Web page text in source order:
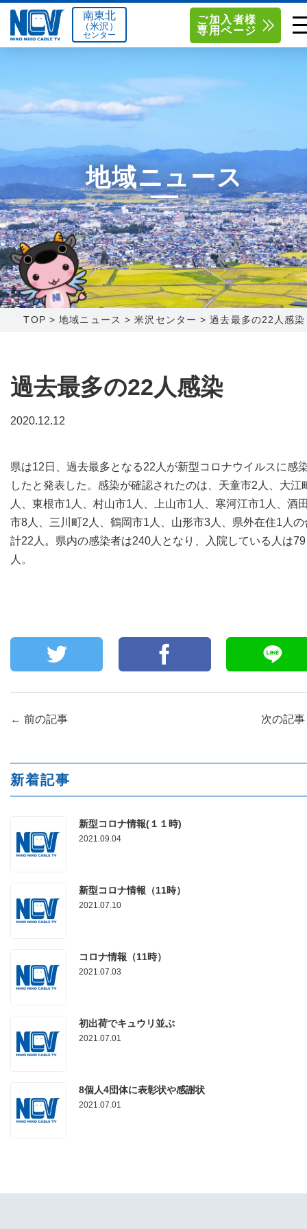
南東北センター（福島）
函館センター 0138-34-2525
新潟センター 025-210-1200
単品料金
お得なセットプラン
料金シミュレーション
サポート
Q&A
センター情報
採用情報
お問い合わせ
お申し込み
〒992-0044
山形県米沢市春日四丁目2-75
0238-24-2525
営業時間 9:00～18:00
南東北センター(福島)
〒960-8252
福島県福島市御山字一本松17-1-
1
0120-173-577
営業時間 9:15～18:00
〒041-0801
北海道函館市桔梗町379-31
0138-34-2525
営業時間 9:00～18:00
〒950-1189
025-210-1200
営業時間 9:00～18:00
南東北
（米沢）
センター
ご加入者様
専用ページ
地域ニュース
TOP >地域ニュース >米沢センター >過去最多の22人感染
過去最多の22人感染
2020.12.12
県は12日、過去最多となる22人が新型コロナウイルスに感
したと発表した。感染が確認されたのは、天童市2人、大江
人、東根市1人、村山市1人、上山市1人、寒河江市1人、酒
市8人、三川町2人、鶴岡市1人、山形市3人、県外在住1人の
計22人。県内の感染者は240人となり、入院している人は79
人。
← 前の記事 次の記事
新着記事
新型コロナ情報(１１時)
2021.09.04
新型コロナ情報（11時）
2021.07.10
コロナ情報（11時）
2021.07.03
初出荷でキュウリ並ぶ
2021.07.01
8個人4団体に表彰状や感謝状
2021.07.01